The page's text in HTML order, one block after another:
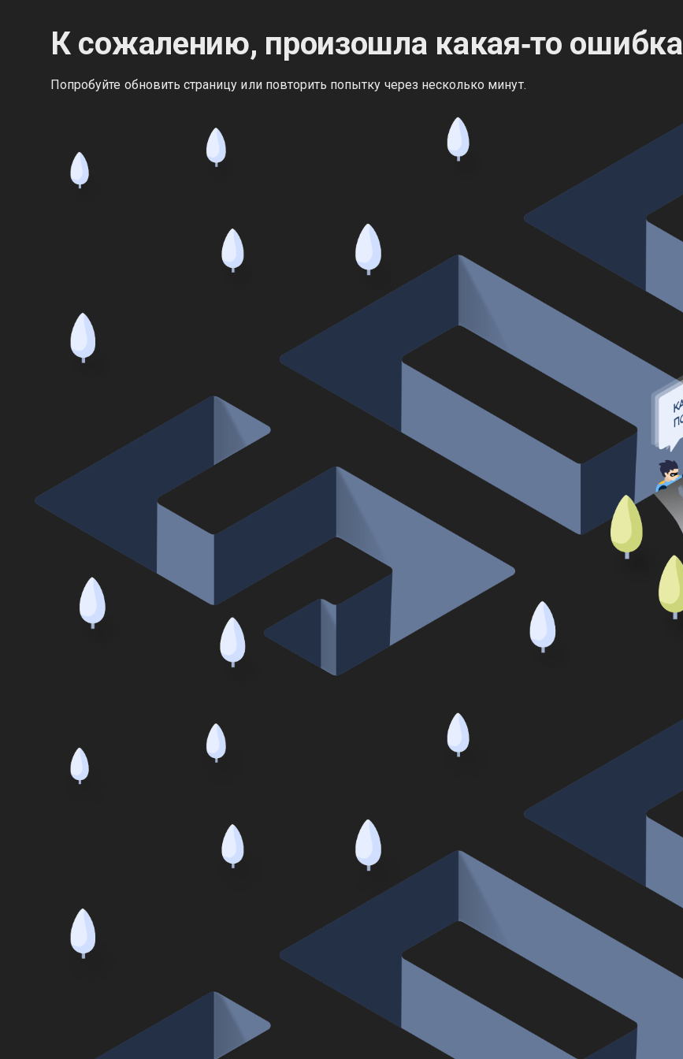
К сожалению, произошла какая‑то ошибка
Попробуйте обновить страницу или повторить попытку через несколько минут.